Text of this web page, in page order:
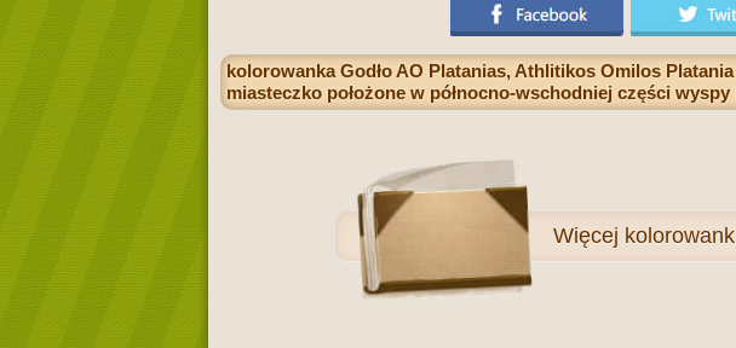
kolorowanka Godło AO Platanias, Athlitikos Omilos
miasteczko położone w północno-wschodniej części
Więcej